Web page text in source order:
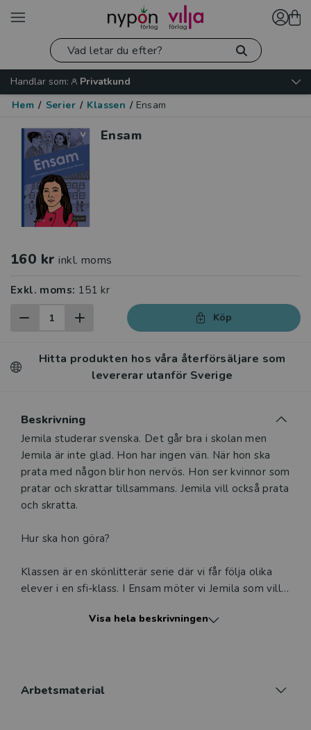
Handlar som:
Privatkund
Hem / Serier / Klassen / Ensam
Ensam
160 kr inkl. moms
Exkl. moms: 151 kr
Köp
Hitta produkten hos våra återförsäljare som
levererar utanför Sverige
Beskrivning
Beskrivning
Jemila studerar svenska. Det går bra i skolan men
Jemila är inte glad. Hon har ingen vän. När hon ska
prata med någon blir hon nervös. Hon ser kvinnor som
pratar och skrattar tillsammans. Jemila vill också prata
och skratta.
Hur ska hon göra?
Klassen är en skönlitterär serie där vi får följa olika
elever i en sfi-klass. I Ensam möter vi Jemila som vill
lästräning och för att diskutera ensamhet och hur man
bildstöd.
Visa hela beskrivningen
Arbetsmaterial